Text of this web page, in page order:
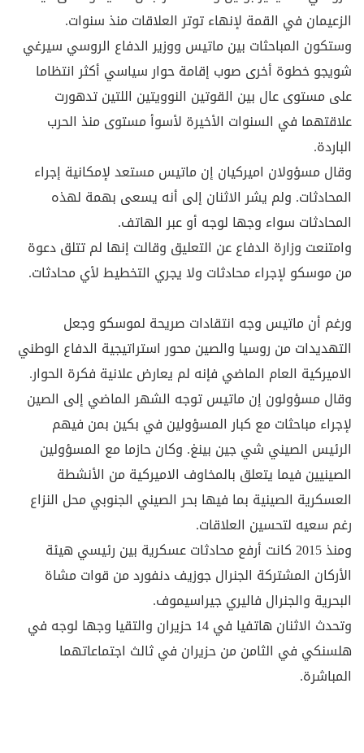
الزعيمان في القمة لإنهاء توتر العلاقات منذ سنوات.
وستكون المباحثات بين ماتيس ووزير الدفاع الروسي سيرغي
شويجو خطوة أخرى صوب إقامة حوار سياسي أكثر انتظاما
على مستوى عال بين القوتين النوويتين اللتين تدهورت
علاقتهما في السنوات الأخيرة لأسوأ مستوى منذ الحرب
الباردة.
وقال مسؤولان اميركيان إن ماتيس مستعد لإمكانية إجراء
المحادثات. ولم يشر الاثنان إلى أنه يسعى بهمة لهذه
المحادثات سواء وجها لوجه أو عبر الهاتف.
وامتنعت وزارة الدفاع عن التعليق وقالت إنها لم تتلق دعوة
من موسكو لإجراء محادثات ولا يجري التخطيط لأي محادثات.
ورغم أن ماتيس وجه انتقادات صريحة لموسكو وجعل
التهديدات من روسيا والصين محور استراتيجية الدفاع الوطني
الاميركية العام الماضي فإنه لم يعارض علانية فكرة الحوار.
وقال مسؤولون إن ماتيس توجه الشهر الماضي إلى الصين
لإجراء مباحثات مع كبار المسؤولين في بكين بمن فيهم
الرئيس الصيني شي جين بينغ. وكان حازما مع المسؤولين
الصينيين فيما يتعلق بالمخاوف الاميركية من الأنشطة
العسكرية الصينية بما فيها بحر الصيني الجنوبي محل النزاع
رغم سعيه لتحسين العلاقات.
ومنذ 2015 كانت أرفع محادثات عسكرية بين رئيسي هيئة
الأركان المشتركة الجنرال جوزيف دنفورد من قوات مشاة
البحرية والجنرال فاليري جيراسيموف.
وتحدث الاثنان هاتفيا في 14 حزيران والتقيا وجها لوجه في
هلسنكي في الثامن من حزيران في ثالث اجتماعاتهما
المباشرة.